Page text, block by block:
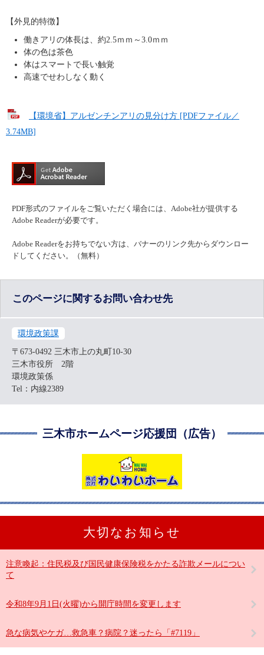
【外見的特徴】
働きアリの体長は、約2.5ｍｍ～3.0ｍｍ
体の色は茶色
体はスマートで長い触覚
高速でせわしなく動く
【環境省】アルゼンチンアリの見分け方 [PDFファイル／
3.74MB]
PDF形式のファイルをご覧いただく場合には、Adobe社が提供する
Adobe Readerが必要です。
Adobe Readerをお持ちでない方は、バナーのリンク先からダウンロー
ドしてください。（無料）
このページに関するお問い合わせ先
環境政策課
〒673-0492 三木市上の丸町10-30
三木市役所 2階
環境政策係
Tel：内線2389
三木市ホームページ応援団（広告）
大切なお知らせ
注意喚起：住民税及び国民健康保険税をかたる詐欺メールについ
て
令和8年9月1日(火曜)から開庁時間を変更します
急な病気やケガ…救急車？病院？迷ったら「#7119」